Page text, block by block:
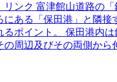
リンク 富津館山道路の「
にある「保田港」と隣接
るポイント。 保田港内
の周辺及びその両側から